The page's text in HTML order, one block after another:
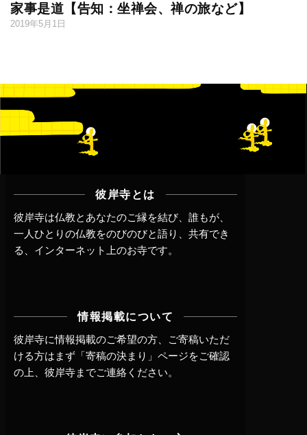
家事是道【告知：坐禅会、禅の旅など】
2019年5月1日
彼岸寺とは
彼岸寺は仏教とあなたのご縁を結び、誰もが、
一人ひとりの仏教をのびのびと語り、共有でき
る、インターネット上のお寺です。
情報掲載について
彼岸寺に情報掲載のご希望の方、ご寄稿いただ
ける方はまず 「寄稿の決まり」ページをご確認
の上、 彼岸寺までご連絡 ください。